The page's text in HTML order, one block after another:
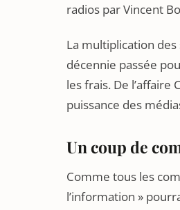
radios par Vincent
La multiplication des
décennie passée
les frais. De l’affaire
puissance des
Un coup de
Comme tous les
l’information »